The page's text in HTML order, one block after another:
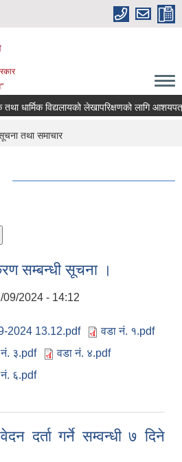
धार्मिक विद्यलायको लेखापरिक्षणको लागि आशयपत्र
तथा समाचार
सम्बन्धी सूचना ।
09/2024 - 14:12
2024 13.12.pdf
वडा नं. १.pdf
नं. ३.pdf
वडा नं. ४.pdf
नं. ६.pdf
दर्ता गर्ने सम्वन्धी ७ दिने